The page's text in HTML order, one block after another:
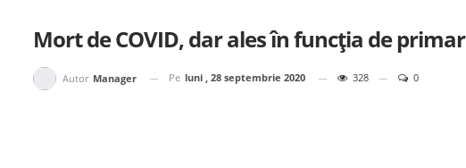
Mort de COVID, dar ales în funcția de primar
Autor Manager Pe luni , 28 septembrie 2020 328 0